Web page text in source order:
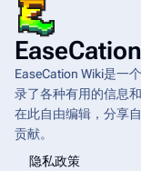
EaseCation Wiki是一
录了各种有用的信息
在此自由编辑，分享
贡献。
隐私政策